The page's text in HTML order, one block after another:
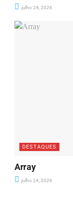
julho 24, 2026
DESTAQUES
Array
julho 24, 2026